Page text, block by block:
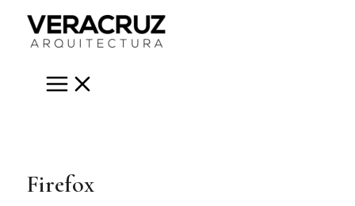
contenido
Main
Menu
Firefox